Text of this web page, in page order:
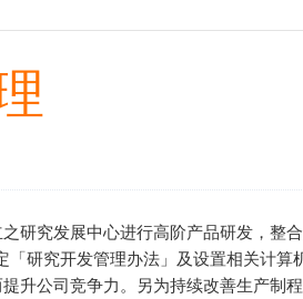
研究发展中心进行高阶产品研发，整
研究开发管理办法」及设置相关计算
升公司竞争力。另为持续改善生产制